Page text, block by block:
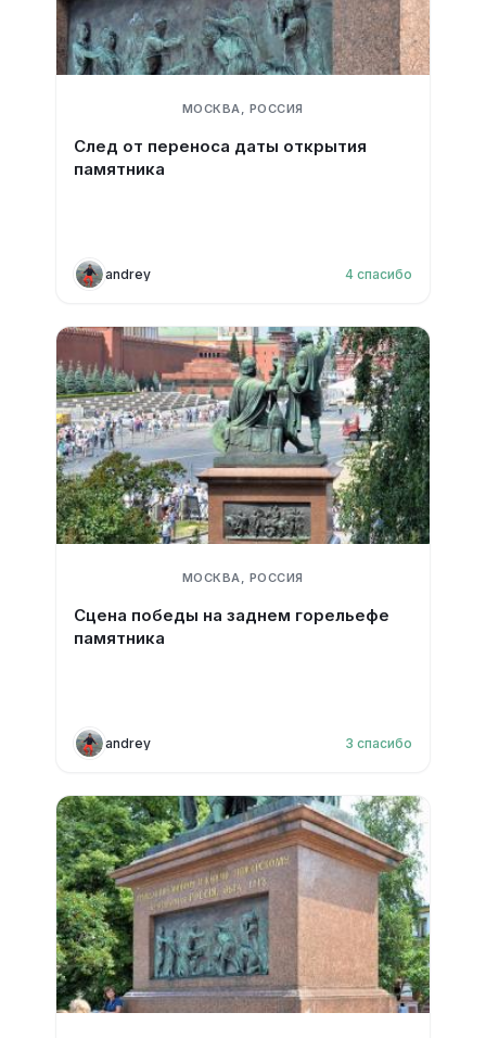
МОСКВА, РОССИЯ
След от переноса даты открытия
памятника
andrey 4 спасибо
МОСКВА, РОССИЯ
Сцена победы на заднем горельефе
памятника
andrey 3 спасибо